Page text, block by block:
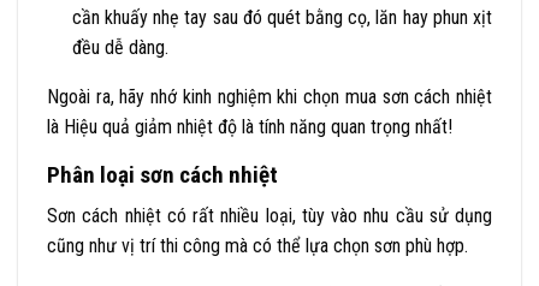
cần khuấy nhẹ tay sau đó quét bằng cọ, lăn hay phun xịt
đều dễ dàng.
Ngoài ra, hãy nhớ kinh nghiệm khi chọn mua sơn cách nhiệt
là Hiệu quả giảm nhiệt độ là tính năng quan trọng nhất!
Phân loại sơn cách nhiệt
Sơn cách nhiệt có rất nhiều loại, tùy vào nhu cầu sử dụng
cũng như vị trí thi công mà có thể lựa chọn sơn phù hợp.